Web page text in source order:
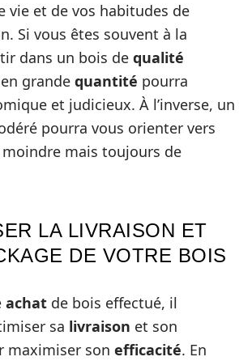
vie et de vos habitudes de
Si vous êtes souvent à la
dans un bois de qualité
grande quantité pourra
et judicieux. À l’inverse, un
pourra vous orienter vers
moindre mais toujours de
LA LIVRAISON ET
DE VOTRE BOIS
achat de bois effectué, il
sa livraison et son
maximiser son efficacité. En